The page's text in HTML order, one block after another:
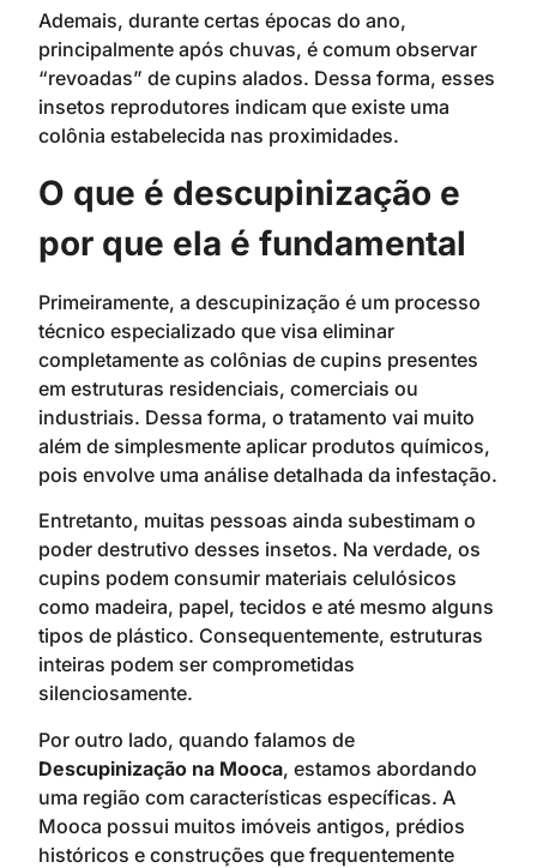
Ademais, durante certas épocas do ano,
principalmente após chuvas, é comum observar
“revoadas” de cupins alados. Dessa forma, esses
insetos reprodutores indicam que existe uma
colônia estabelecida nas proximidades.
O que é descupinização e
por que ela é fundamental
Primeiramente, a descupinização é um processo
técnico especializado que visa eliminar
completamente as colônias de cupins presentes
em estruturas residenciais, comerciais ou
industriais. Dessa forma, o tratamento vai muito
além de simplesmente aplicar produtos químicos,
pois envolve uma análise detalhada da infestação.
Entretanto, muitas pessoas ainda subestimam o
poder destrutivo desses insetos. Na verdade, os
cupins podem consumir materiais celulósicos
como madeira, papel, tecidos e até mesmo alguns
tipos de plástico. Consequentemente, estruturas
inteiras podem ser comprometidas
silenciosamente.
Por outro lado, quando falamos de
Descupinização na Mooca, estamos abordando
uma região com características específicas. A
Mooca possui muitos imóveis antigos, prédios
históricos e construções que frequentemente